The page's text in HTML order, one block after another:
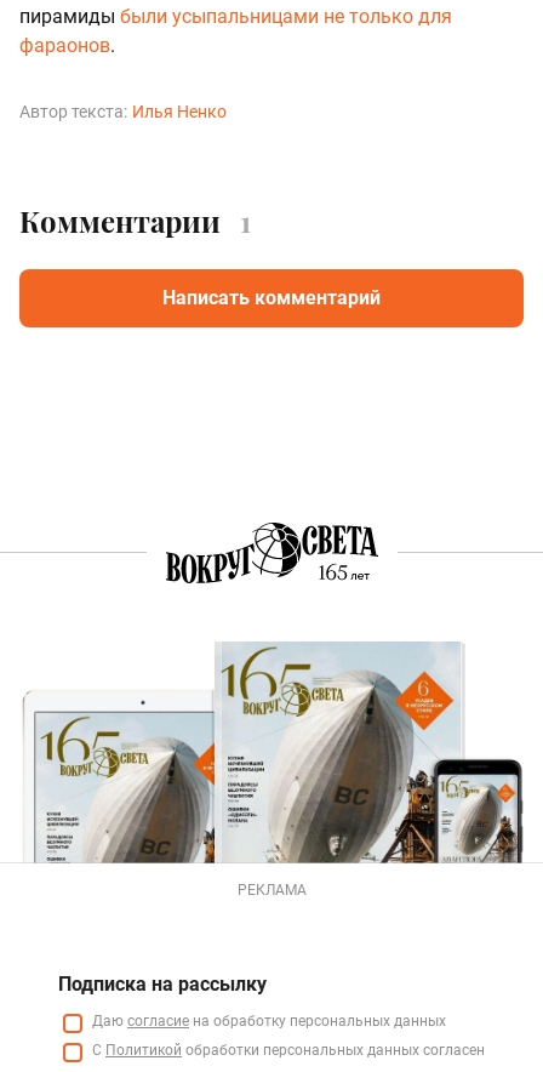
пирамиды были усыпальницами не только для
фараонов.
Автор текста: Илья Ненко
Комментарии 1
Написать комментарий
РЕКЛАМА
Подписка на рассылку
Даю согласие на обработку персональных данных
С Политикой обработки персональных данных согласен